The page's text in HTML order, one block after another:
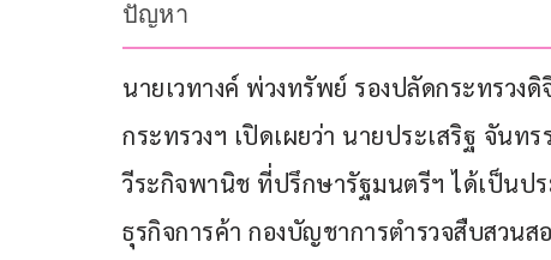
ปัญหา
นายเวทางค์ พ่วงทรัพย์ รองปลัดกระทรว
กระทรวงฯ เปิดเผยว่า นายประเสริฐ จันท
วีระกิจพานิช ที่ปรึกษารัฐมนตรีฯ ได้เป็นป
ธุรกิจการค้า กองบัญชาการตำรวจสืบสวน